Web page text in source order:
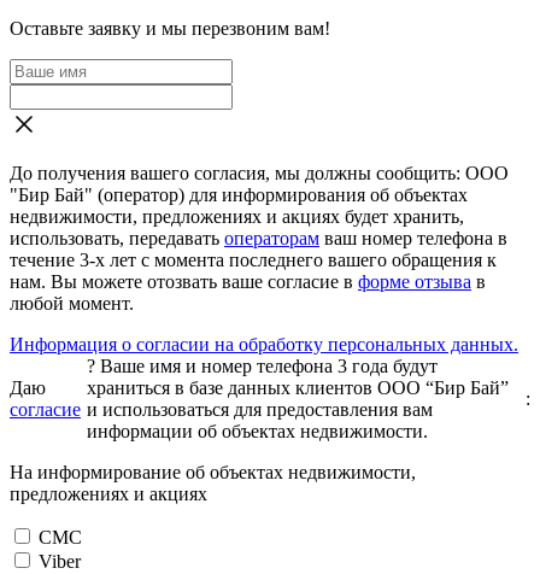
Оставьте заявку и мы перезвоним вам!
До получения вашего согласия, мы должны сообщить: ООО
"Бир Бай" (оператор) для информирования об объектах
недвижимости, предложениях и акциях будет хранить,
использовать, передавать операторам ваш номер телефона в
течение 3-х лет с момента последнего вашего обращения к
нам. Вы можете отозвать ваше согласие в форме отзыва в
любой момент.
Информация о согласии на обработку персональных данных.
Даю
согласие
? Ваше имя и номер телефона 3 года будут
храниться в базе данных клиентов ООО “Бир Бай”
и использоваться для предоставления вам
информации об объектах недвижимости.
:
На информирование об объектах недвижимости,
предложениях и акциях
СМС
Viber